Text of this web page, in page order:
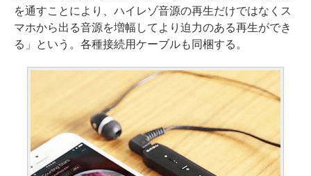
を通すことにより、ハイレゾ音源の再生だけではなくス
マホから出る音源を増幅してより迫力のある再生ができ
る」という。各種接続用ケーブルも同梱する。